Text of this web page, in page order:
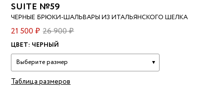
SUITE №59
ЧЕРНЫЕ БРЮКИ-ШАЛЬВАРЫ ИЗ ИТАЛЬЯНСКОГО ШЕЛКА
21 500 ₽ 26 900 ₽
ЦВЕТ: ЧЕРНЫЙ
Выберите размер
Таблица размеров